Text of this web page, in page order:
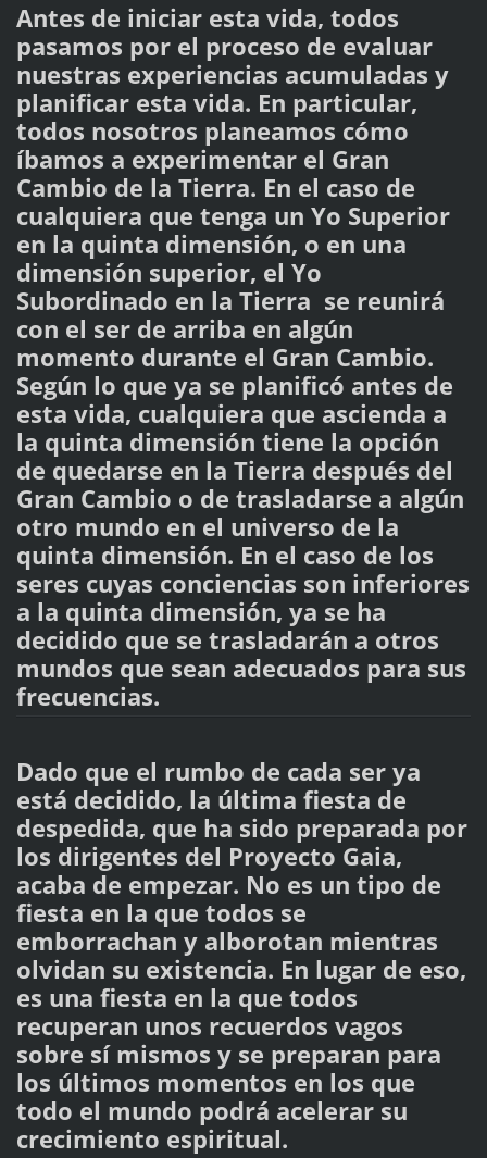
Antes de iniciar esta vida, todos
pasamos por el proceso de evaluar
nuestras experiencias acumuladas y
planificar esta vida. En particular,
todos nosotros planeamos cómo
íbamos a experimentar el Gran
Cambio de la Tierra. En el caso de
cualquiera que tenga un Yo Superior
en la quinta dimensión, o en una
dimensión superior, el Yo
Subordinado en la Tierra se reunirá
con el ser de arriba en algún
momento durante el Gran Cambio.
Según lo que ya se planificó antes de
esta vida, cualquiera que ascienda a
la quinta dimensión tiene la opción
de quedarse en la Tierra después del
Gran Cambio o de trasladarse a algún
otro mundo en el universo de la
quinta dimensión. En el caso de los
seres cuyas conciencias son inferiores
a la quinta dimensión, ya se ha
decidido que se trasladarán a otros
mundos que sean adecuados para sus
frecuencias.
Dado que el rumbo de cada ser ya
está decidido, la última fiesta de
despedida, que ha sido preparada por
los dirigentes del Proyecto Gaia,
acaba de empezar. No es un tipo de
fiesta en la que todos se
emborrachan y alborotan mientras
olvidan su existencia. En lugar de eso,
es una fiesta en la que todos
recuperan unos recuerdos vagos
sobre sí mismos y se preparan para
los últimos momentos en los que
todo el mundo podrá acelerar su
crecimiento espiritual.